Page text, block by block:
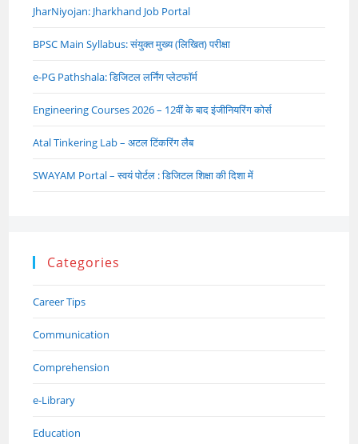
JharNiyojan: Jharkhand Job Portal
BPSC Main Syllabus: संयुक्त मुख्य (लिखित) परीक्षा
e-PG Pathshala: डिजिटल लर्निंग प्लेटफॉर्म
Engineering Courses 2026 – 12वीं के बाद इंजीनियरिंग कोर्स
Atal Tinkering Lab – अटल टिंकरिंग लैब
SWAYAM Portal – स्वयं पोर्टल : डिजिटल शिक्षा की दिशा में
Categories
Career Tips
Communication
Comprehension
e-Library
Education